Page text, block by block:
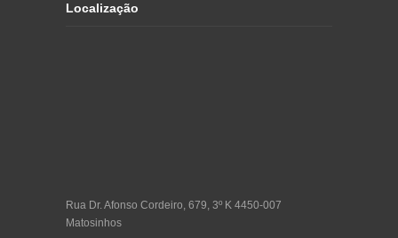
Localização
Rua Dr. Afonso Cordeiro, 679, 3º K 4450-007
Matosinhos